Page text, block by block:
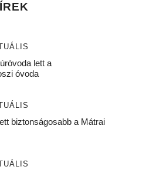
lett a
óvoda
biztonságosabb a Mátrai